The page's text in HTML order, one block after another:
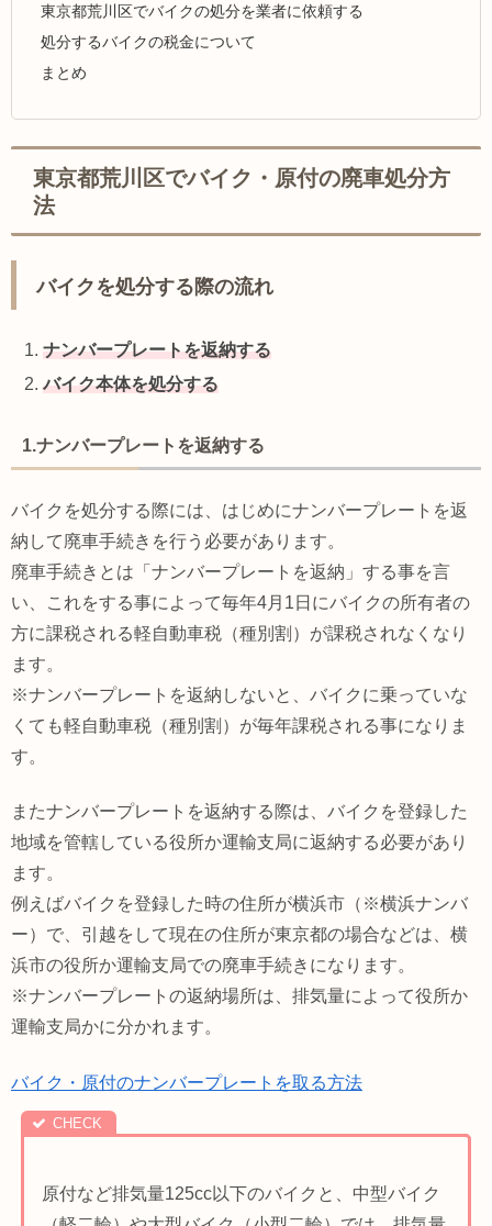
東京都荒川区でバイクの処分を業者に依頼する
処分するバイクの税金について
まとめ
東京都荒川区でバイク・原付の廃車処分方
法
バイクを処分する際の流れ
ナンバープレートを返納する
バイク本体を処分する
1.ナンバープレートを返納する
バイクを処分する際には、はじめにナンバープレートを返
納して廃車手続きを行う必要があります。
廃車手続きとは「ナンバープレートを返納」する事を言
い、これをする事によって毎年4月1日にバイクの所有者の
方に課税される軽自動車税（種別割）が課税されなくなり
ます。
※ナンバープレートを返納しないと、バイクに乗っていな
くても軽自動車税（種別割）が毎年課税される事になりま
す。
またナンバープレートを返納する際は、バイクを登録した
地域を管轄している役所か運輸支局に返納する必要があり
ます。
例えばバイクを登録した時の住所が横浜市（※横浜ナンバ
ー）で、引越をして現在の住所が東京都の場合などは、横
浜市の役所か運輸支局での廃車手続きになります。
※ナンバープレートの返納場所は、排気量によって役所か
運輸支局かに分かれます。
バイク・原付のナンバープレートを取る方法
原付など排気量125cc以下のバイクと、中型バイク